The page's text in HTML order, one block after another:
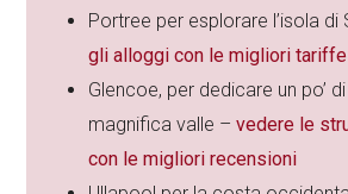
Portree per esplorare l’isola
gli alloggi con le migliori tariffe
Glencoe, per dedicare un po’
magnifica valle –vedere le
con le migliori recensioni